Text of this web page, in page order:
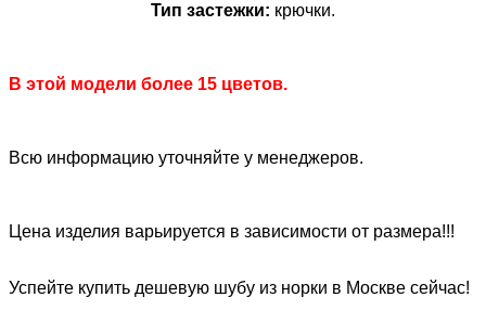
Тип застежки: крючки.
В этой модели более 15 цветов.
Всю информацию уточняйте у менеджеров.
Цена изделия варьируется в зависимости от размера!!!
Успейте купить дешевую шубу из норки в Москве сейчас!